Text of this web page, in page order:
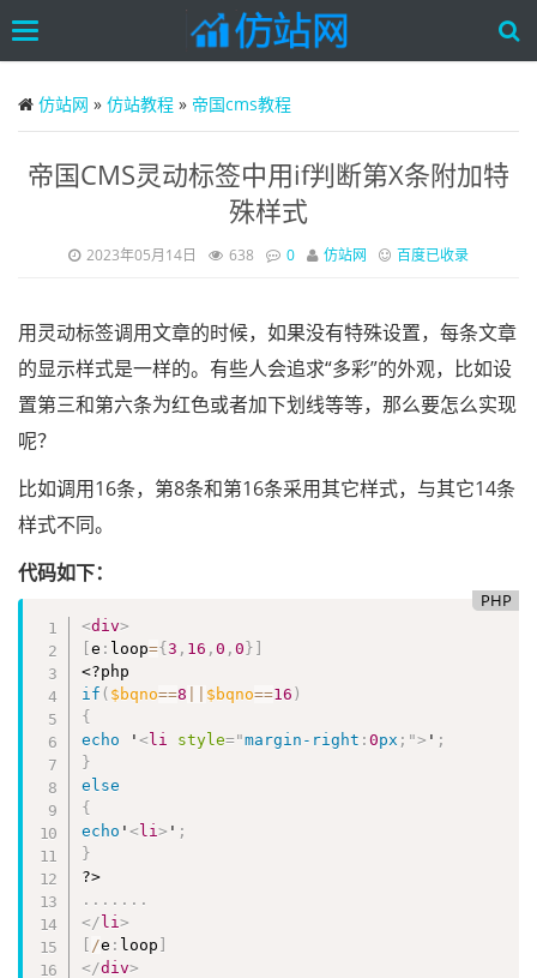
to
main
Toggle
仿站网 » 仿站教程 » 帝国cms教程
帝国CMS灵动标签中用if判断第X条附加特
殊样式
2023年05月14日 638 0 仿站网 百度已收录
用灵动标签调用文章的时候，如果没有特殊设置，每条文章
的显示样式是一样的。有些人会追求“多彩”的外观，比如设
置第三和第六条为红色或者加下划线等等，那么要怎么实现
呢？
比如调用16条，第8条和第16条采用其它样式，与其它14条
样式不同。
代码如下：
PHP
<div>
[e : loop={3 , 16 ,0 ,0} ]
<?php
if ( $bqno==8 $bqno==16 )
{
echo '<li style="margin-right :0px ; "> ' ;
}
else
{
echo '<li> ' ;
}
?>
. . . . . . .
</li>
[ /e : loop ]
</div>